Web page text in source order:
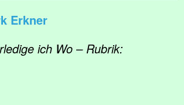
Erkner
ich Wo – Rubrik: